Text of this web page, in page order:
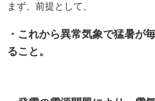
まず、前提として、
・これから異常気象で猛暑が
ること。